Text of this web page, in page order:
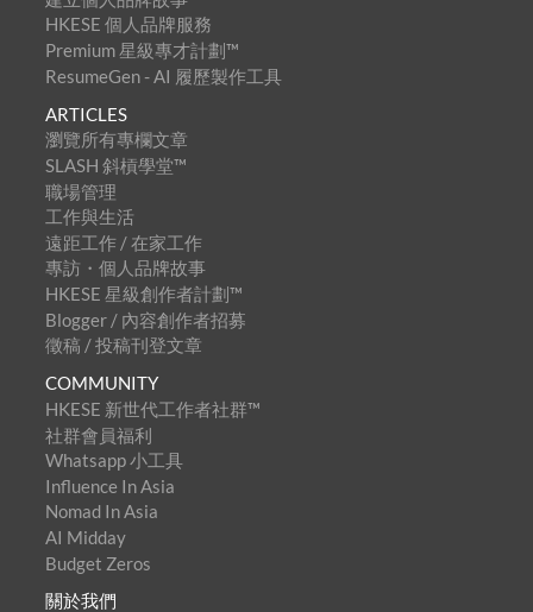
HKESE 個人品牌服務
Premium 星級專才計劃™
ResumeGen - AI 履歷製作工具
ARTICLES
瀏覽所有專欄文章
SLASH 斜槓學堂™
職場管理
工作與生活
遠距工作 / 在家工作
專訪・個人品牌故事
HKESE 星級創作者計劃™
Blogger / 內容創作者招募
徵稿 / 投稿刊登文章
COMMUNITY
HKESE 新世代工作者社群™
社群會員福利
Whatsapp 小工具
Influence In Asia
Nomad In Asia
AI Midday
Budget Zeros
關於我們